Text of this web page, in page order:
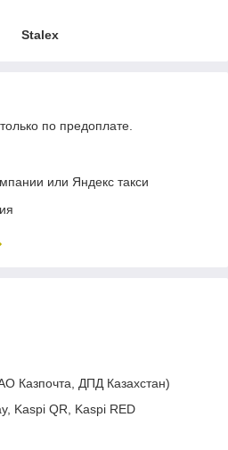
Stalex
по предоплате.
или Яндекс такси
Казпочта, ДПД Казахстан)
Kaspi QR, Kaspi RED